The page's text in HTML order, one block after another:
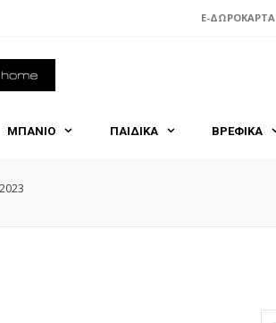
E-ΔΩΡΟΚΆΡΤΑ
ΜΠΑΝΙΟ ΠΑΙΔΙΚΑ ΒΡΕΦΙΚΑ